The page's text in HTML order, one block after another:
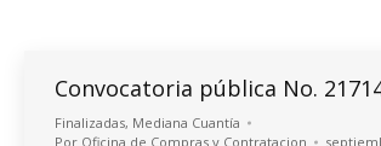
Convocatoria pública No.
Finalizadas, Mediana Cuantía
Por Oficina de Compras y Contratacion